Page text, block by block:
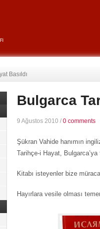
Basıldı
Bulgarca
9 Ağustos 2010 / 0 comments
Şükran Vahide hanımın
Tarihçe-i Hayat,
Kitabı isteyenler bize
Hayırlara vesile olması